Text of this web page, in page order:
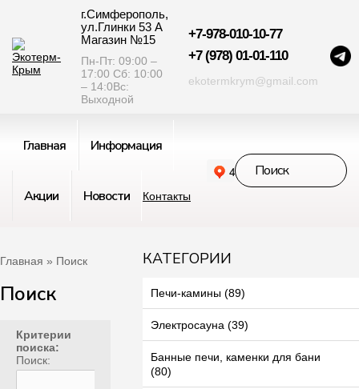
г.Симферополь,
ул.Глинки 53 А
Магазин №15
Пн-Пт: 09:00 –
17:00 Сб: 10:00
– 14:0Вс:
Выходной
+7-978-010-10-77
+7 (978) 01-01-110
ekotermkrym@gmail.com
Главная Информация
Акции Новости Контакты
КАТЕГОРИИ
Печи-камины (89)
Электросауна (39)
Банные печи, каменки для бани
(80)
Главная » Поиск
Поиск
Критерии
поиска:
Поиск: